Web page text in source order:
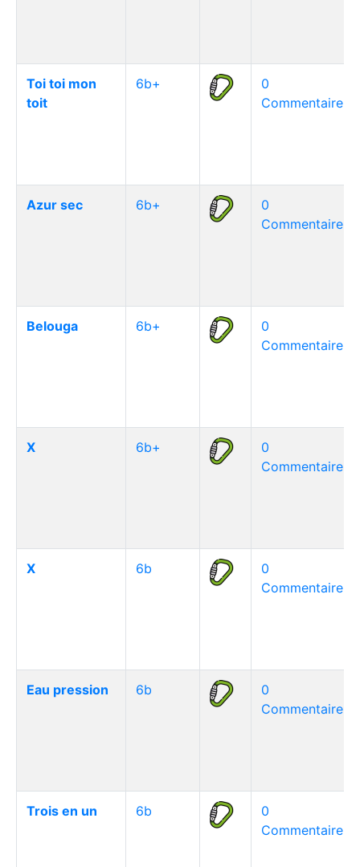
Toi toi mon
toit
6b+
0
Commentaire(s)
Azur sec 6b+
0
Commentaire(s)
Belouga 6b+
0
Commentaire(s)
X 6b+
0
Commentaire(s)
X 6b
0
Commentaire(s)
Eau pression 6b
0
Commentaire(s)
Trois en un 6b
0
Commentaire(s)